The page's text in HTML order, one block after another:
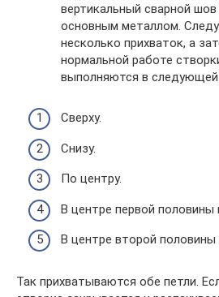
вертикальный сварной
основным металлом.
несколько прихваток, а
нормальной работе
выполняются в следующей
Сверху.
Снизу.
По центру.
В центре первой половины
В центре второй половины
Так прихватываются обе петли.